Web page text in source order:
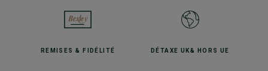
REMISES& FIDÉLITÉ DÉTAXE UK& HORS UE